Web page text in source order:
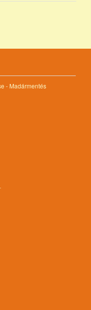
- Madármentés